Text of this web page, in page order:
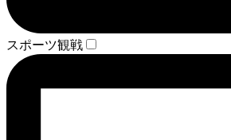
スポーツ観戦